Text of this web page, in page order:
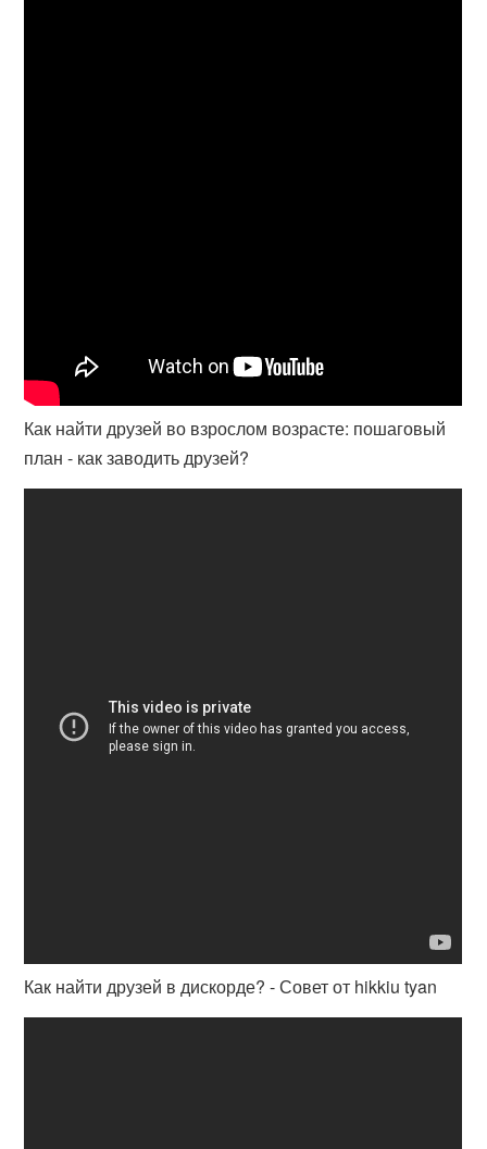
Как найти друзей во взрослом возрасте: пошаговый
план - как заводить друзей?
Как найти друзей в дискорде? - Совет от hikkiu tyan